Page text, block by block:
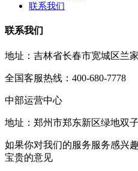
联系我们
联系我们
地址：吉林省长春市宽城区兰
全国客服热线：400-680-7778
中部运营中心
地址：郑州市郑东新区绿地双
如果你对我们的服务服务感兴
宝贵的意见